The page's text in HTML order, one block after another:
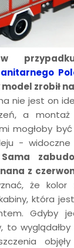
zrobił
nie jest on
a montaż
mogłoby być
- widoczne
Sama
z
że kolor
która
Gdyby
to